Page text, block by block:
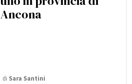
Ancona
di Sara Santini